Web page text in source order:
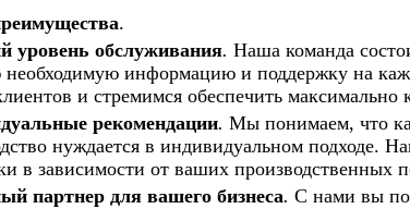
.
уровень обслуживания. Наша команда
информацию и поддержку на
и стремимся обеспечить максимально
рекомендации. Мы понимаем, что
нуждается в индивидуальном подходе.
в зависимости от ваших производственных
партнер для вашего бизнеса. С нами вы